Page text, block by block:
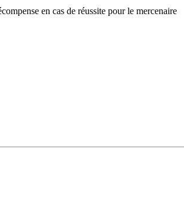
en cas de réussite pour le mercenaire